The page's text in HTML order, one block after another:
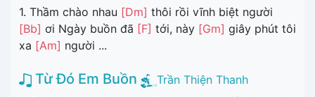
1. Thầm chào nhau [Dm] thôi rồi vĩnh biệt người
[Bb] ơi Ngày buồn đã [F] tới, này [Gm] giây phút tôi
xa [Am] người ...
Từ Đó Em Buồn
Trần Thiện Thanh